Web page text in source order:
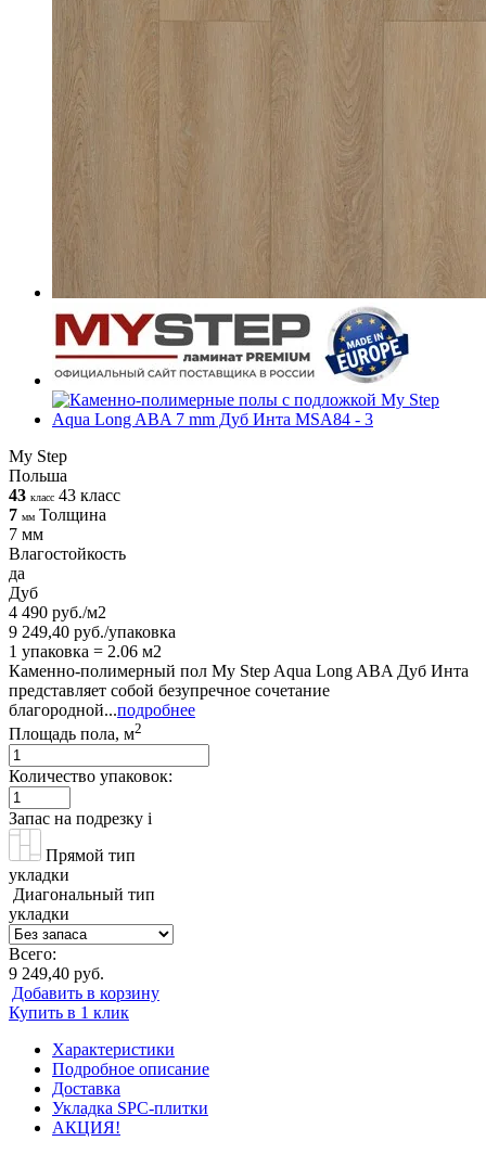
My Step
Польша
43 класс 43 класс
7 мм Толщина
7 мм
Влагостойкость
да
Дуб
4 490 руб./м2
9 249,40 руб./упаковка
1 упаковка = 2.06 м2
Каменно-полимерный пол My Step Aqua Long ABA Дуб Инта
представляет собой безупречное сочетание
благородной...подробнее
Площадь пола, м2
Количество упаковок:
Запас на подрезку i
Прямой тип
укладки
Диагональный тип
укладки
Всего:
9 249,40 руб.
Добавить в корзину
Купить в 1 клик
Характеристики
Подробное описание
Доставка
Укладка SPC-плитки
АКЦИЯ!